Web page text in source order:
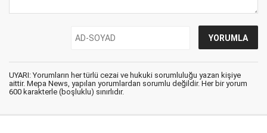
UYARI: Yorumların her türlü cezai ve hukuki sorumluluğu yazan kişiye
aittir. Mepa News, yapılan yorumlardan sorumlu değildir. Her bir yorum
600 karakterle (boşluklu) sınırlıdır.